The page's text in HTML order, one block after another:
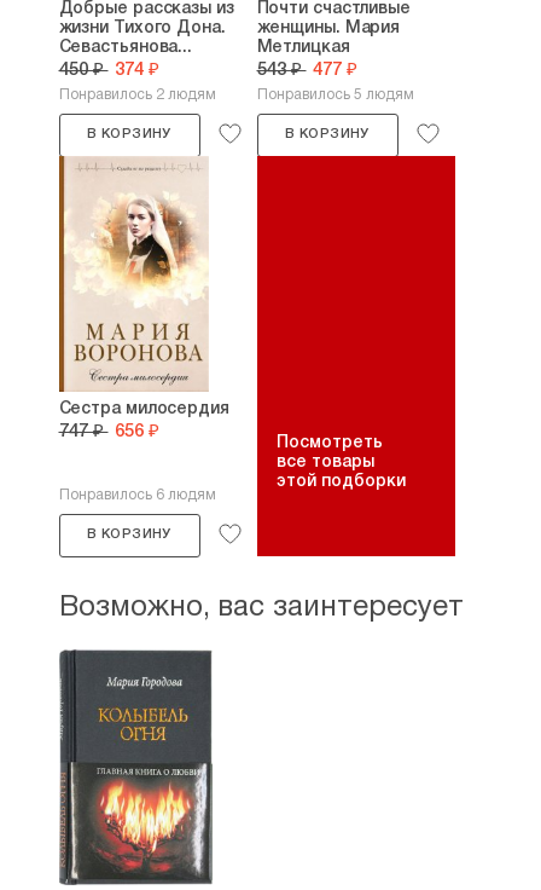
Добрые рассказы из
жизни Тихого Дона.
Севастьянова...
450 ₽ 374 ₽
Понравилось 2 людям
В КОРЗИНУ
Почти счастливые
женщины. Мария
Метлицкая
543 ₽ 477 ₽
Понравилось 5 людям
В КОРЗИНУ
Сестра милосердия
747 ₽ 656 ₽
Понравилось 6 людям
В КОРЗИНУ
Посмотреть
все товары
этой подборки
Возможно, вас заинтересует